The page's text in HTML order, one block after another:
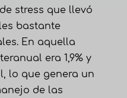
stress que llevó
bastante
En aquella
era 1,9% y
lo que genera un
de las